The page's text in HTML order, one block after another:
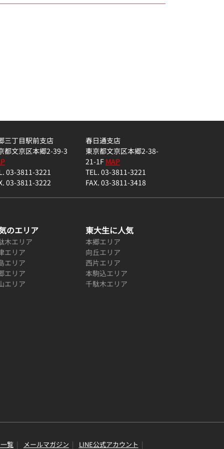
三丁目駅前支店
都文京区本郷2-39-3
03-3811-3221
03-3811-3222
春日通支店
東京都文京区本郷2-38-
21-1FMAP
TEL. 03-3811-3221
FAX. 03-3811-3418
のエリア
木エリア
エリア
エリア
エリア
エリア
東大生に人気
本郷エリア
向丘エリア
西片エリア
本駒込エリア
千駄木エリア
覧 メールマガジン LINE公式アカウント